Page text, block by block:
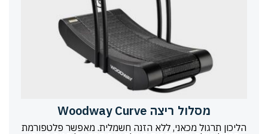
מסלול ריצה Woodway Curve
הליכון תרגול מכאני, ללא הזנה חשמלית. מאפשר פלטפורמת